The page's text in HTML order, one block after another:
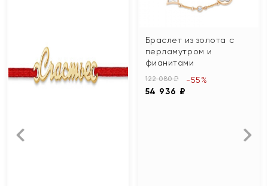
Браслет из золота с
перламутром и
фианитами
122 080 ₽
54 936 ₽
-55%